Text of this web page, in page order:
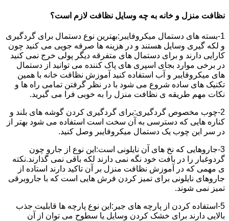
نظافت منزل و خانه به چه وسایل نظافت لازم است؟
1-بسته های دستمال میکروفایبر:بهترین نوع دستمال برای گردگیری
و لکه گیری وسایل هستند و در هزینه ها صرفه جویی می کنید چون
کارایی دارند و برای دستمال های متفرقه دیگر پولی خرج نمی کنید
در برخی موارد بجای اسپری های پاک کننده می توانید از دستمال
های میکروفایبر و آب استفاده کنید آموزش نظافت خانه با همین
تکنیک های ساده شروع می شود با در نظر گرفتن تمامی راه ها و
نکات مهم طریقه ی نظافت منزل را به خوبی فرا می گیرید.
2-چوب مخصوص گردگیری:برای گردگیری کردن گوشه های بلند و
کناره هایی که دسترسی به آن سخت است استفاده می شود بهتر از
در سر این چوب یک دستمال میکروفایبر وصل کنید.
3-جاروهایی که نخ های آن نایلونی است:این نوع از جارو چون
گردوغبار را در بافت خود نگه نمی دارند لکه باقی نمی گذارند.نکته
ی مهمی که در آموزش نظافت منزل بر آن تاکید دارند استاده از
جاروهای نایلونی برای تمیز کردن فرش هایی است که با جاروبرقی
تمیز نمی شوند.
5-استفاده کردن از پارچه های جیر:این نوع پارچه ها قابلیت جذب
بالایی دارند برای خشک کردن وسایل یا سطوح می توان از آن